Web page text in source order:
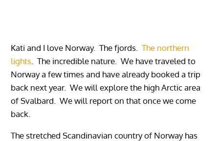
Kati and I love Norway. The fjords.The northern
lights . The incredible nature. We have traveled to
Norway a few times and have already booked a trip
back next year. We will explore the high Arctic area
of Svalbard. We will report on that once we come
back.
The stretched Scandinavian country of Norway has